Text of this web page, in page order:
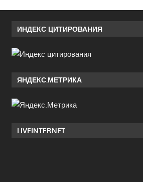
ИНДЕКС ЦИТИРОВАНИЯ
ЯНДЕКС.МЕТРИКА
LIVEINTERNET